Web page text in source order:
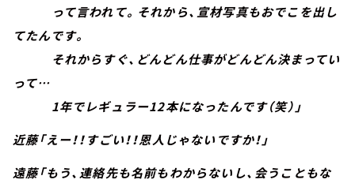
って言われて。それから、宣材写真もおでこを出し
てたんです。
それからすぐ、どんどん仕事がどんどん決まってい
って…
1年でレギュラー12本になったんです（笑）」
近藤「えー！！すごい！！恩人じゃないですか！」
遠藤「もう、連絡先も名前もわからないし、会うこともな